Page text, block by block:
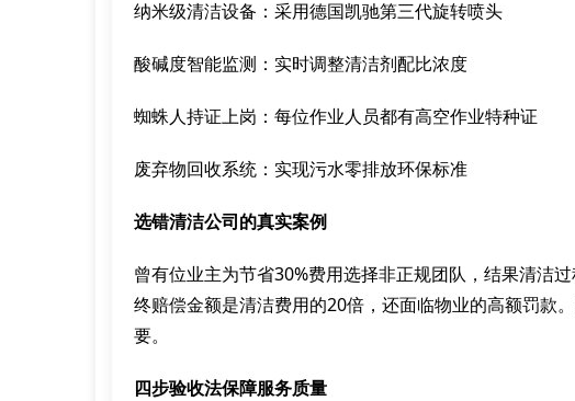
纳米级清洁设备：采用德国凯驰第三代旋转喷头
酸碱度智能监测：实时调整清洁剂配比浓度
蜘蛛人持证上岗：每位作业人员都有高空作业特种证
废弃物回收系统：实现污水零排放环保标准
选错清洁公司的真实案例
曾有位业主为节省30%费用选择非正规团队，结果清洁
终赔偿金额是清洁费用的20倍，还面临物业的高额罚款
要。
四步验收法保障服务质量